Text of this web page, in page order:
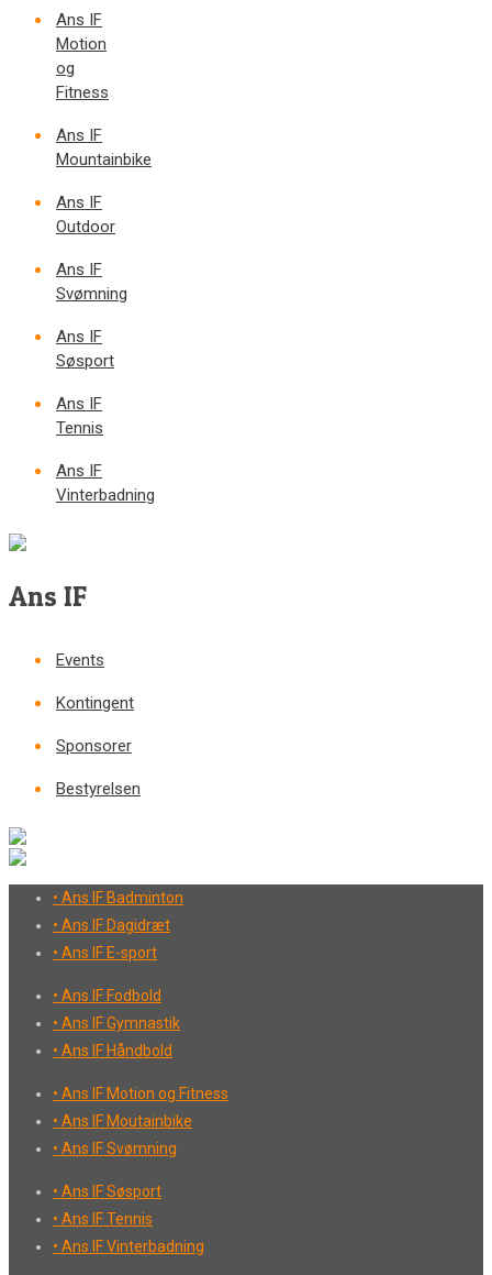
Ans IF
Motion
og
Fitness
Ans IF
Mountainbike
Ans IF
Outdoor
Ans IF
Svømning
Ans IF
Søsport
Ans IF
Tennis
Ans IF
Vinterbadning
Ans IF
Events
Kontingent
Sponsorer
Bestyrelsen
• Ans IF Badminton
• Ans IF Dagidræt
• Ans IF E-sport
• Ans IF Fodbold
• Ans IF Gymnastik
• Ans IF Håndbold
• Ans IF Motion og Fitness
• Ans IF Moutainbike
• Ans IF Svømning
• Ans IF Søsport
• Ans IF Tennis
• Ans IF Vinterbadning